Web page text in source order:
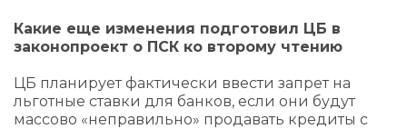
Какие еще изменения подготовил ЦБ в
законопроект о ПСК ко второму чтению
ЦБ планирует фактически ввести запрет на
льготные ставки для банков, если они будут
массово «неправильно» продавать кредиты с